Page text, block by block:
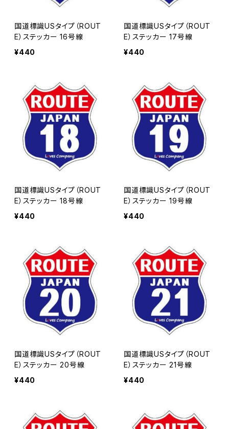
国道標識USタイプ（ROUT
E）ステッカー 16号線
¥440
国道標識USタイプ（ROUT
E）ステッカー 17号線
¥440
国道標識USタイプ（ROUT
E）ステッカー 18号線
¥440
国道標識USタイプ（ROUT
E）ステッカー 19号線
¥440
国道標識USタイプ（ROUT
E）ステッカー 20号線
¥440
国道標識USタイプ（ROUT
E）ステッカー 21号線
¥440